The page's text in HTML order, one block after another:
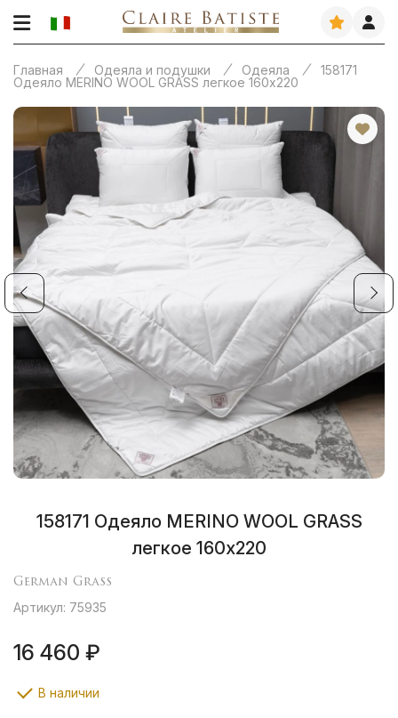
Главная Одеяла и подушки Одеяла
158171
Одеяло MERINO WOOL GRASS легкое 160х220
158171 Одеяло MERINO WOOL GRASS
легкое 160х220
German Grass
Артикул: 75935
16 460 ₽
В наличии